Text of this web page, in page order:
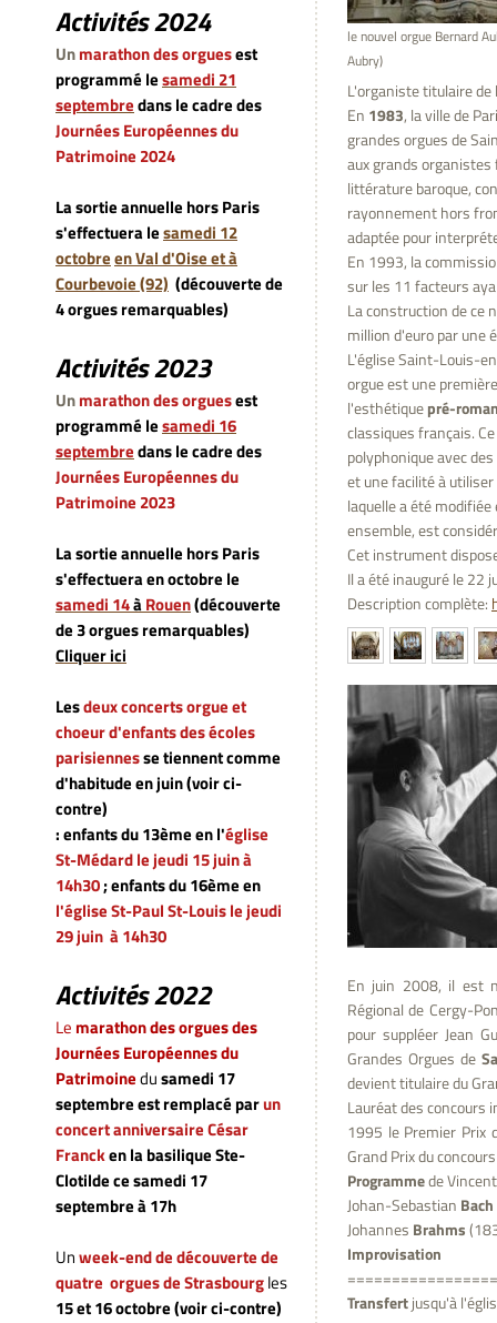
Activités 2024
Unmarathon des orguesest
programmé lesamedi 21
septembredans le cadre des
Journées Européennes du
Patrimoine 2024
La sortie annuelle hors Paris
s'effectuera lesamedi 12
octobreen Val d'Oise et à
Courbevoie (92) (découverte de
4 orgues remarquables)
Activités 2023
Unmarathon des orguesest
programmé lesamedi 16
septembredans le cadre des
Journées Européennes du
Patrimoine 2023
La sortie annuelle hors Paris
s'effectuera en octobre le
samedi 14àRouen(découverte
de 3 orgues remarquables)
Cliquer ici
Lesdeux concerts orgue et
choeur d'enfants des écoles
parisiennesse tiennent comme
d'habitude en juin (voir ci-
contre)
: enfants du 13ème en l'église
St-Médard le jeudi 15 juin à
14h30; enfants du 16ème en
l'église St-Paul St-Louisle jeudi
29 juin à 14h30
Activités 2022
Le marathon des orgues des
Journées Européennes du
Patrimoinedusamedi 17
septembreest remplacé parun
concert anniversaire César
Francken la basilique Ste-
Clotilde ce samedi 17
septembre à 17h
Unweek-end de découverte de
quatre orgues de Strasbourgles
15 et 16 octobre (voir ci-contre)
le nouvel orgue Bernard
Aubry)
L'organiste titulaire de
En 1983, la ville de
grandes orgues de
aux grands
littérature baroque,
rayonnement hors
adaptée pour
En 1993, la
sur les 11 facteurs
La construction de ce
million d'euro par une
L'église Saint-Louis-
orgue est une
l'esthétiquepré-
classiques français.
polyphonique avec
et une facilité à
laquelle a été
ensemble, est
Cet instrument
Il a été inauguré le 22
Description complète:
En juin 2008, il est
Régional de Cergy-
pour suppléer Jean
Grandes Orgues de
devient titulaire du
Lauréat des concours
1995 le Premier Prix
Grand Prix du
Programmede
Johan-Sebastian Bach
Johannes Brahms
Improvisation
Transfertjusqu'à